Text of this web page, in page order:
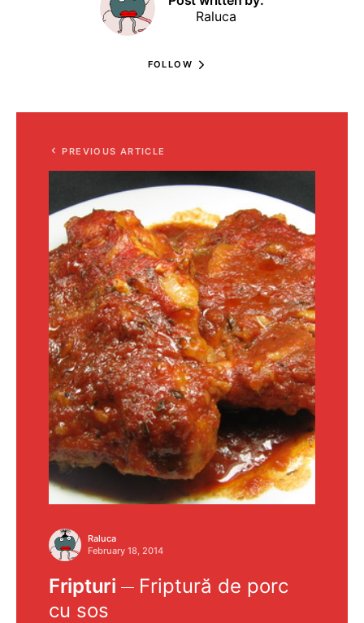
Raluca
FOLLOW
PREVIOUS ARTICLE
Raluca
February 18, 2014
Fripturi
Friptură de porc
cu sos